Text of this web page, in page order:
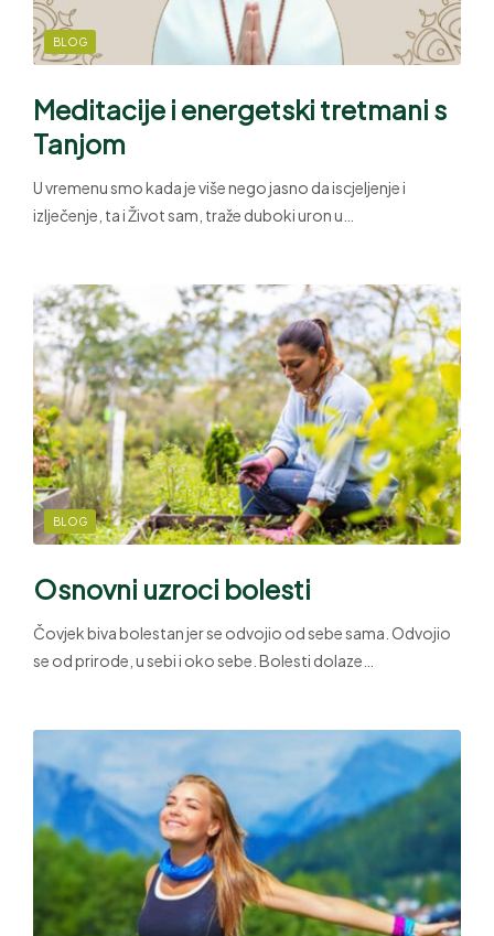
BLOG
Meditacije i energetski tretmani s
Tanjom
U vremenu smo kada je više nego jasno da iscjeljenje i
izlječenje, ta i Život sam, traže duboki uron u…
BLOG
Osnovni uzroci bolesti
Čovjek biva bolestan jer se odvojio od sebe sama. Odvojio
se od prirode, u sebi i oko sebe. Bolesti dolaze…